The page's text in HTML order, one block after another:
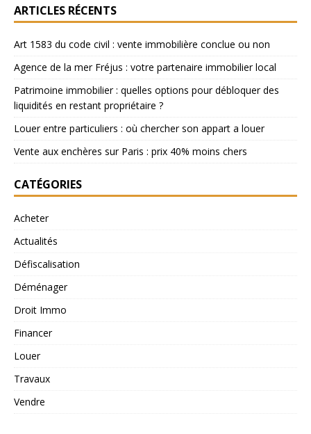
ARTICLES RÉCENTS
Art 1583 du code civil : vente immobilière conclue ou non
Agence de la mer Fréjus : votre partenaire immobilier local
Patrimoine immobilier : quelles options pour débloquer des
liquidités en restant propriétaire ?
Louer entre particuliers : où chercher son appart a louer
Vente aux enchères sur Paris : prix 40% moins chers
CATÉGORIES
Acheter
Actualités
Défiscalisation
Déménager
Droit Immo
Financer
Louer
Travaux
Vendre